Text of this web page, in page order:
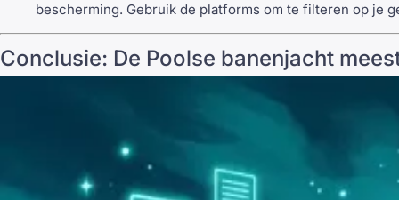
bescherming. Gebruik de platforms om te filteren op je
Conclusie: De Poolse banenjacht